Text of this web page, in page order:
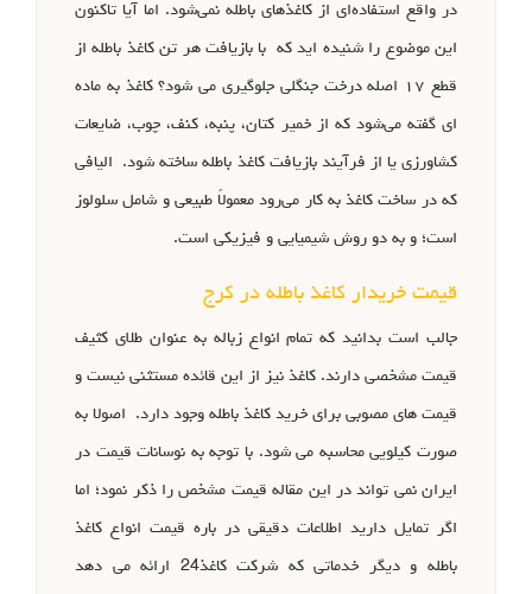
در واقع استفاده‌ای از کاغذهای باطله نمی‌شود. اما آیا تاکنون
این موضوع را شنیده اید که با بازیافت هر تن کاغذ باطله از
قطع ۱۷ اصله درخت جنگلی جلوگیری می‌ شود؟ کاغذ به ماده‌
ای گفته می‌شود که از خمیر کتان، پنبه، کنف، چوب، ضایعات
کشاورزی یا از فرآیند بازیافت کاغذ باطله ساخته شود. الیافی
که در ساخت کاغذ به‌ کار می‌رود معمولاً طبیعی و شامل سلولوز
است؛ و به دو روش شیمیایی و فیزیکی است.
قیمت خریدار کاغذ باطله در کرج
جالب است بدانید که تمام انواع زباله به عنوان طلای کثیف
قیمت مشخصی دارند. کاغذ نیز از این قائده مستثنی نیست و
قیمت های مصوبی برای خرید کاغذ باطله وجود دارد. اصولا به
صورت کیلویی محاسبه می شود. با توجه به نوسانات قیمت در
ایران نمی تواند در این مقاله قیمت مشخص را ذکر نمود؛ اما
اگر تمایل دارید اطلاعات دقیقی در باره قیمت انواع کاغذ
باطله و دیگر خدماتی که شرکت کاغذ24 ارائه می دهد